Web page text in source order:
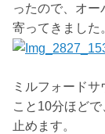
ったので、オ
寄ってきました
ミルフォード
こと10分ほど
止めます。